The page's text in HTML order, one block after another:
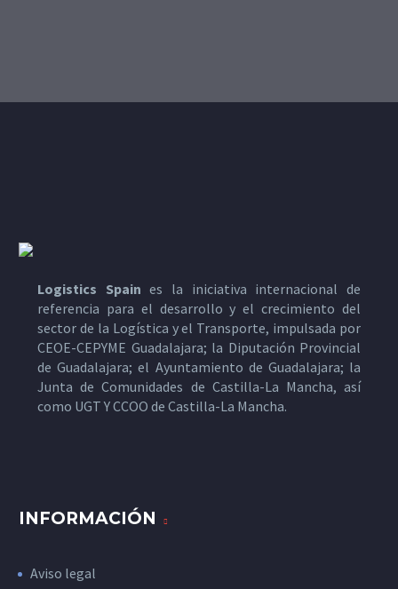
Logistics Spain es la iniciativa internacional de
referencia para el desarrollo y el crecimiento del
sector de la Logística y el Transporte, impulsada por
CEOE-CEPYME Guadalajara; la Diputación Provincial
de Guadalajara; el Ayuntamiento de Guadalajara; la
Junta de Comunidades de Castilla-La Mancha, así
como UGT Y CCOO de Castilla-La Mancha.
INFORMACIÓN
Aviso legal